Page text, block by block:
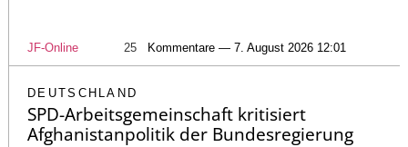
JF-Online 25 Kommentare — 7. August 2026 12:01
DEUTSCHLAND
SPD-Arbeitsgemeinschaft kritisiert
Afghanistanpolitik der Bundesregierung